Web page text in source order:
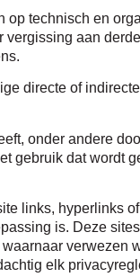
technisch en
aan
directe of
onder andere
dat wordt
links, hyperlinks
is. Deze
verwezen
elk